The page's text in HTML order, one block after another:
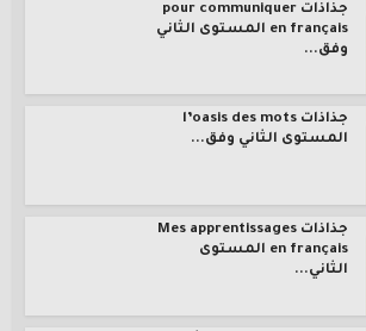
جذاذات pour communiquer
en français المستوى الثاني
وفق...
جذاذات l’oasis des mots
المستوى الثاني وفق...
جذاذات Mes apprentissages
en français المستوى
الثاني...